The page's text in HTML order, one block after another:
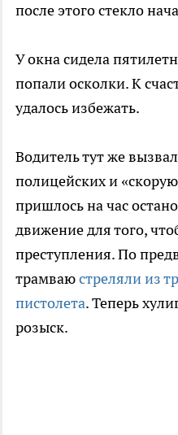
после этого стекло
У окна сидела
попали осколки. К
удалось избежать.
Водитель тут же
полицейских и
пришлось на час
движение для того,
преступления. По
трамваюстреляли из
пистолета. Теперь
розыск.